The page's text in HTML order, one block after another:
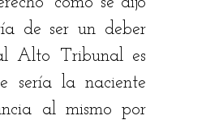
de ser un deber
Alto Tribunal es
sería la naciente
al mismo por